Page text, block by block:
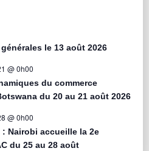
le 13 août 2026
@ 0h00
du commerce
du 20 au 21 août 2026
@ 0h00
Nairobi accueille la 2e
du 25 au 28 août